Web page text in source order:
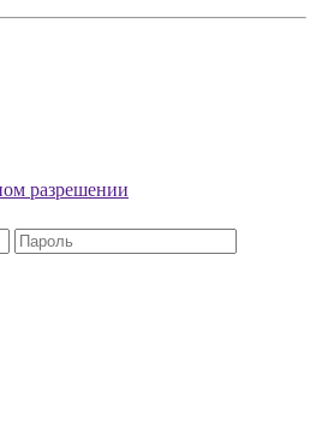
разрешении
Пароль